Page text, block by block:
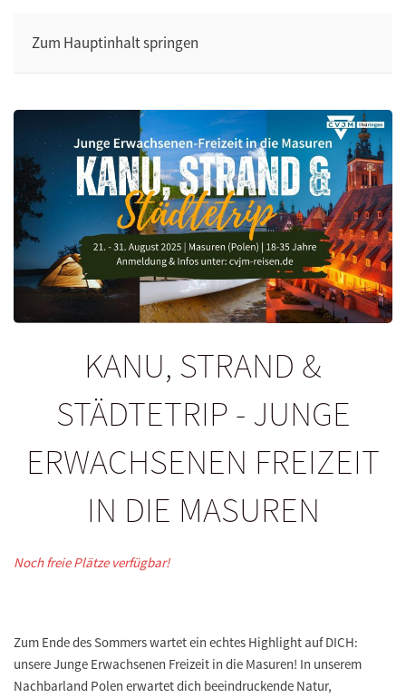
Zum Hauptinhalt springen
KANU, STRAND &
STÄDTETRIP - JUNGE
ERWACHSENEN FREIZEIT
IN DIE MASUREN
Noch freie Plätze verfügbar!
Zum Ende des Sommers wartet ein echtes Highlight auf DICH:
unsere Junge Erwachsenen Freizeit in die Masuren! In unserem
Nachbarland Polen erwartet dich beeindruckende Natur,